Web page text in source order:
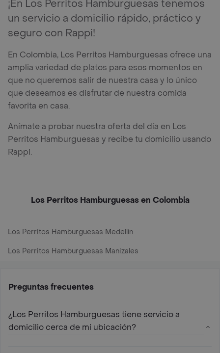
¡En Los Perritos Hamburguesas tenemos
un servicio a domicilio rápido, práctico y
seguro con Rappi!
En Colombia, Los Perritos Hamburguesas ofrece una
amplia variedad de platos para esos momentos en
que no queremos salir de nuestra casa y lo único
que deseamos es disfrutar de nuestra comida
favorita en casa.
Anímate a probar nuestra oferta del día en Los
Perritos Hamburguesas y recibe tu domicilio usando
Rappi.
Los Perritos Hamburguesas en Colombia
Los Perritos Hamburguesas Medellín
Los Perritos Hamburguesas Manizales
Preguntas frecuentes
¿Los Perritos Hamburguesas tiene servicio a
domicilio cerca de mi ubicación?